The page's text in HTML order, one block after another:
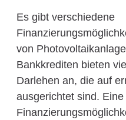
Es gibt verschiedene
von
Bankkrediten bieten
Darlehen an, die auf
ausgerichtet sind.